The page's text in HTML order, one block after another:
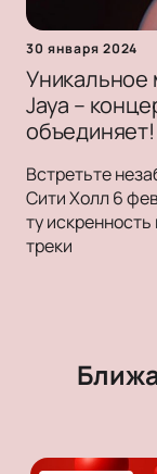
30 января 2024
Уникальное
Jaya –
объединяет!
Встретьте
Сити Холл 6
ту
треки